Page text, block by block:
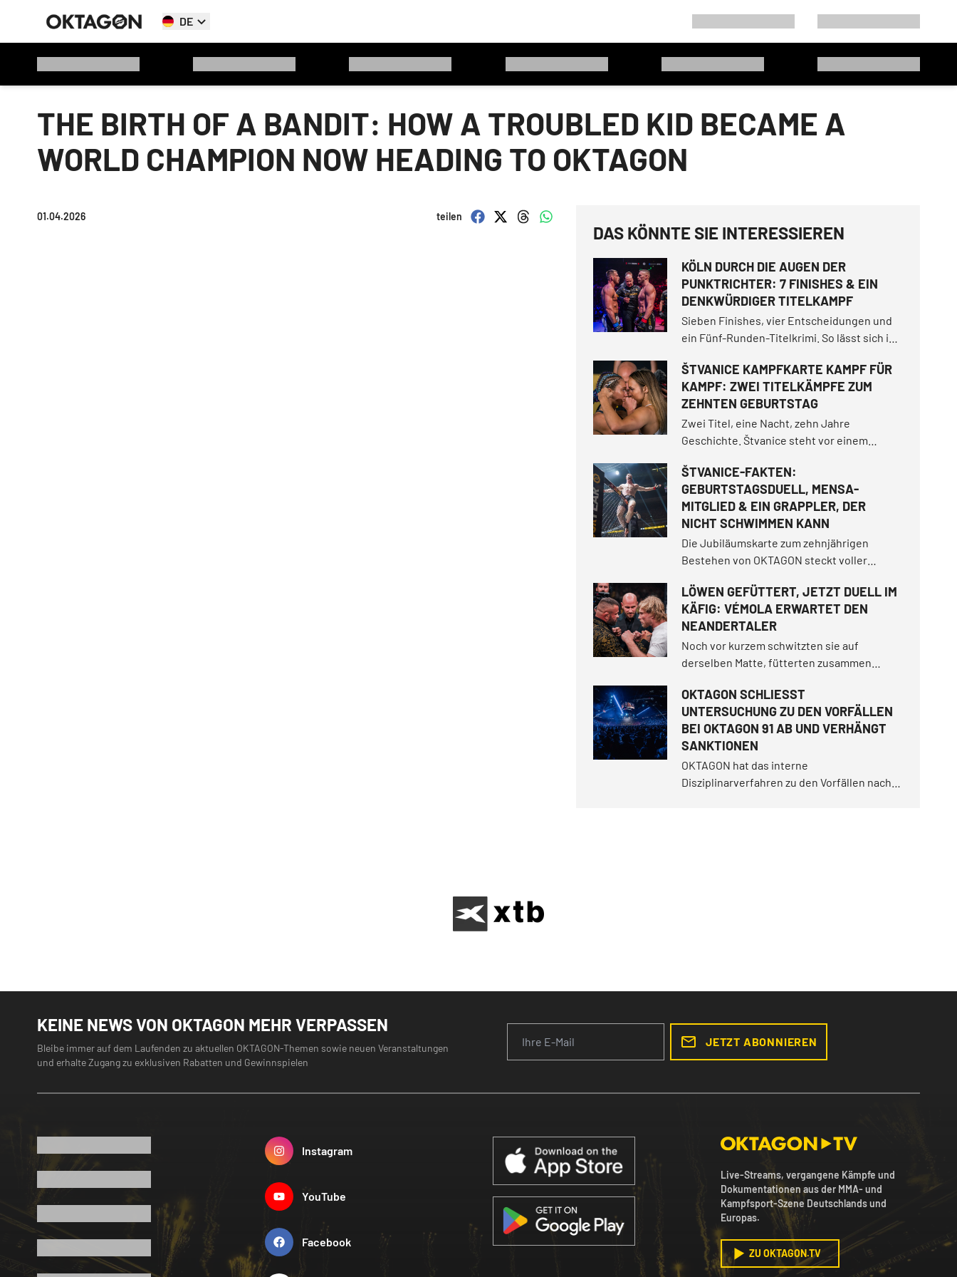
DE
THE BIRTH OF A BANDIT: HOW A TROUBLED KID BECAME A
WORLD CHAMPION NOW HEADING TO OKTAGON
01.04.2026 teilen
DAS KÖNNTE SIE INTERESSIEREN
KÖLN DURCH DIE AUGEN DER
PUNKTRICHTER: 7 FINISHES & EIN
DENKWÜRDIGER TITELKAMPF
Sieben Finishes, vier Entscheidungen und
ein Fünf-Runden-Titelkrimi. So lässt sich in
ausverkaufte Lanxess Arena in Köln am 11.
Juli servierte.
ŠTVANICE KAMPFKARTE KAMPF FÜR
KAMPF: ZWEI TITELKÄMPFE ZUM
ZEHNTEN GEBURTSTAG
Zwei Titel, eine Nacht, zehn Jahre
Geschichte. Štvanice steht vor einem
Card bietet gleich zwei Titelkämpfe, die
Rückkehr beliebter Kämpfer, ein
tschechisches Derby zweier
Nachwuchstalente und vieles mehr.
ŠTVANICE-FAKTEN:
GEBURTSTAGSDUELL, MENSA-
MITGLIED & EIN GRAPPLER, DER
NICHT SCHWIMMEN KANN
Die Jubiläumskarte zum zehnjährigen
Bestehen von OKTAGON steckt voller
LÖWEN GEFÜTTERT, JETZT DUELL IM
KÄFIG: VÉMOLA ERWARTET DEN
NEANDERTALER
Noch vor kurzem schwitzten sie auf
derselben Matte, fütterten zusammen
Freunde. Jetzt treffen sie im Käfig
aufeinander. Karlos „Terminator“ Vémola riss
sich im vergangenen Juni die Jahrhundert-
Trilogie unter den Nagel.
OKTAGON SCHLIESST
UNTERSUCHUNG ZU DEN VORFÄLLEN
BEI OKTAGON 91 AB UND VERHÄNGT
SANKTIONEN
OKTAGON hat das interne
Disziplinarverfahren zu den Vorfällen nach
KEINE NEWS VON OKTAGON MEHR VERPASSEN
Bleibe immer auf dem Laufenden zu aktuellen OKTAGON-Themen sowie neuen Veranstaltungen
und erhalte Zugang zu exklusiven Rabatten und Gewinnspielen
JETZT ABONNIEREN
Instagram
YouTube
Facebook
Live-Streams, vergangene Kämpfe und
Dokumentationen aus der MMA- und
Kampfsport-Szene Deutschlands und
Europas.
ZU OKTAGON.TV